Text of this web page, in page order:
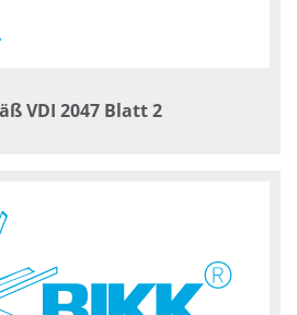
VDI 2047 Blatt 2